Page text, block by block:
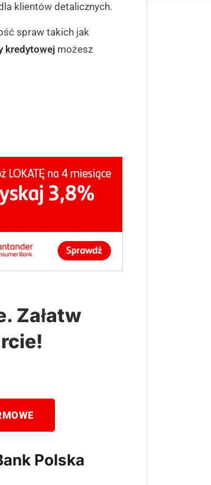
klientów detalicznych.
spraw takich jak
kredytowej możesz
Załatw
Polska